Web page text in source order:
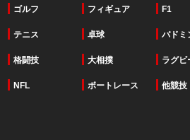
ゴルフ フィギュア F1
テニス 卓球 バドミ
格闘技 大相撲 ラグビ
NFL ボートレース 他競技